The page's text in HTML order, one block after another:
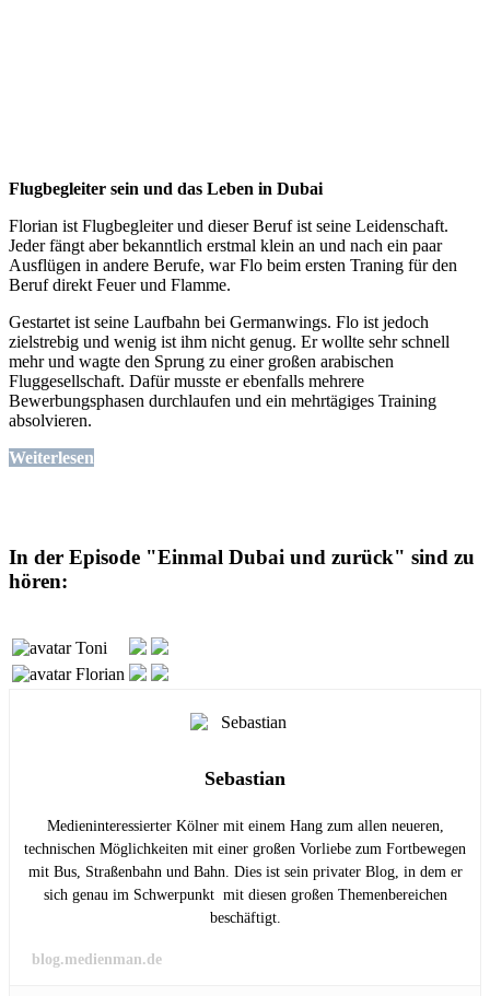
Flugbegleiter sein und das Leben in Dubai
Florian ist Flugbegleiter und dieser Beruf ist seine Leidenschaft.
Jeder fängt aber bekanntlich erstmal klein an und nach ein paar
Ausflügen in andere Berufe, war Flo beim ersten Traning für den
Beruf direkt Feuer und Flamme.
Gestartet ist seine Laufbahn bei Germanwings. Flo ist jedoch
zielstrebig und wenig ist ihm nicht genug. Er wollte sehr schnell
mehr und wagte den Sprung zu einer großen arabischen
Fluggesellschaft. Dafür musste er ebenfalls mehrere
Bewerbungsphasen durchlaufen und ein mehrtägiges Training
absolvieren.
Weiterlesen
In der Episode "Einmal Dubai und zurück" sind zu
hören:
Toni
Florian
Sebastian
Medieninteressierter Kölner mit einem Hang zum allen neueren,
technischen Möglichkeiten mit einer großen Vorliebe zum Fortbewegen
mit Bus, Straßenbahn und Bahn. Dies ist sein privater Blog, in dem er
sich genau im Schwerpunkt mit diesen großen Themenbereichen
beschäftigt.
blog.medienman.de